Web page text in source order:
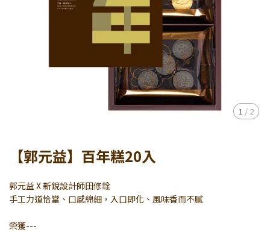
1 / 2
【郭元益】百年糕20入
郭元益 X 新銳設計師田修銓
手工力道恰當、口感綿細，入口即化、風味香而不膩
榮獲---